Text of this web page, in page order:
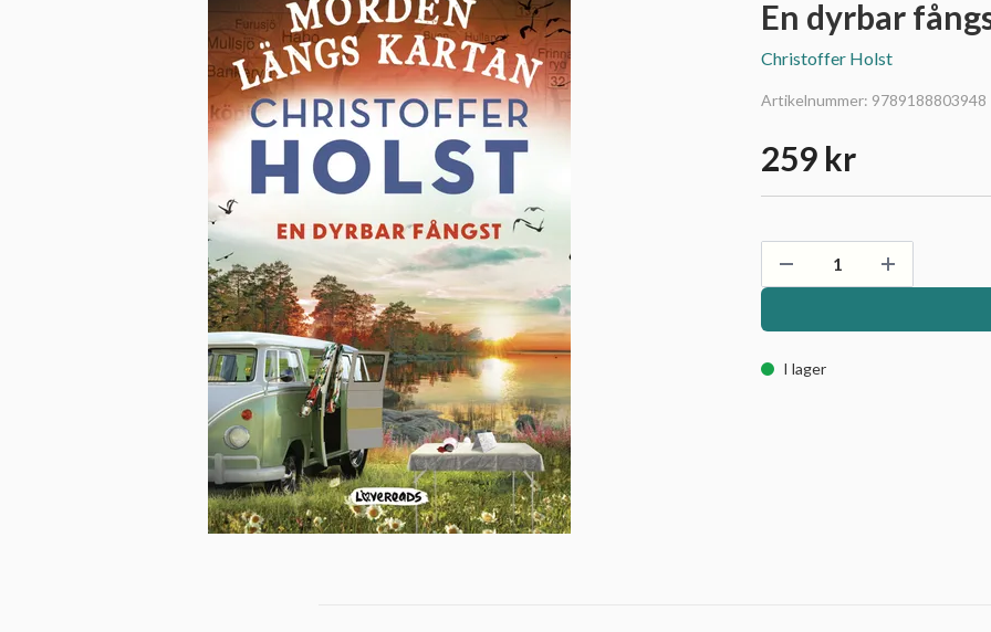
En dyrbar
Christoffer Holst
Artikelnummer: 9789188803948
259 kr
I lager